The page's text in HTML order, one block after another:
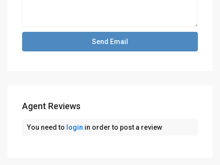
Agent Reviews
You need to login in order to post a review